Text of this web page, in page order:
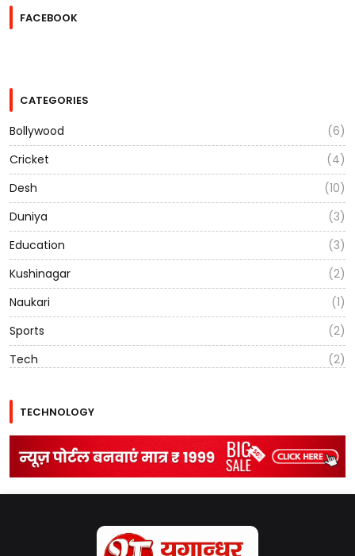
FACEBOOK
CATEGORIES
Bollywood
(6)
Cricket
(4)
Desh
(10)
Duniya
(3)
Education
(3)
Kushinagar
(2)
Naukari
(1)
Sports
(2)
Tech
(2)
TECHNOLOGY